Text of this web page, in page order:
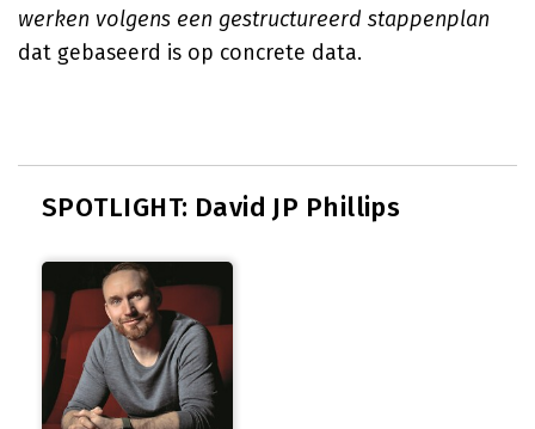
werken volgens een gestructureerd stappenplan
dat gebaseerd is op concrete data.
SPOTLIGHT: David JP Phillips